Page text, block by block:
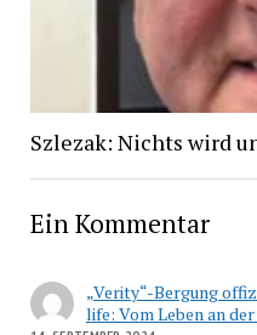
Szlezak: Nichts wird
Ein Kommentar
„Verity“-Bergung
life: Vom Leben an